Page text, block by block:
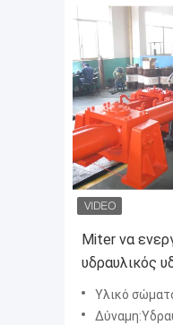
Miter να
υδραυλικός
κτυπήματος
Υλικό